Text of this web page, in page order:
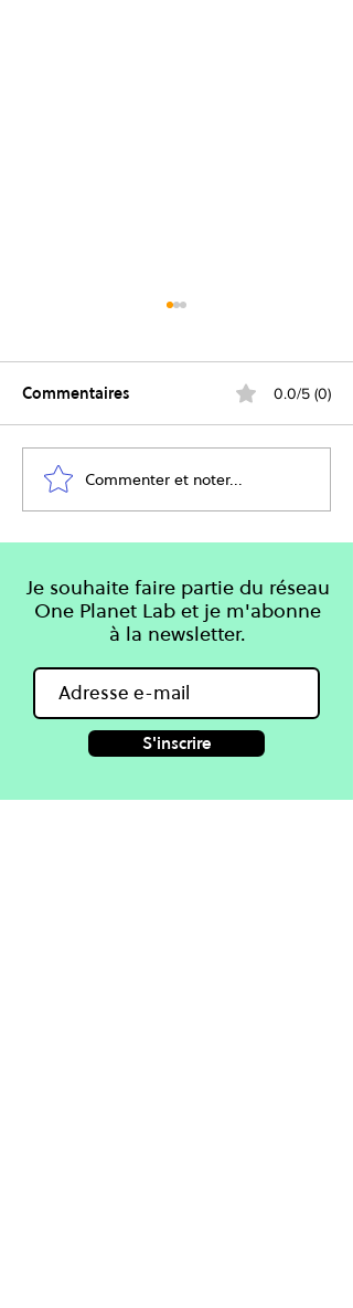
Rétrofutur Suisse
Commentaires 0.0/5 (0)
Commenter et noter...
Je souhaite faire partie du réseau
One Planet Lab et je m'abonne
à la newsletter.
S'inscrire